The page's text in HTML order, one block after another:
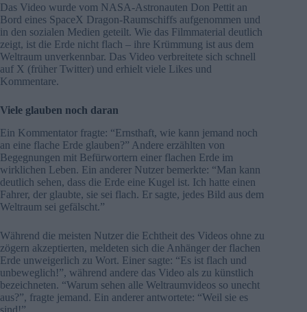
Das Video wurde vom NASA-Astronauten Don Pettit an
Bord eines SpaceX Dragon-Raumschiffs aufgenommen und
in den sozialen Medien geteilt. Wie das Filmmaterial deutlich
zeigt, ist die Erde nicht flach – ihre Krümmung ist aus dem
Weltraum unverkennbar. Das Video verbreitete sich schnell
auf X (früher Twitter) und erhielt viele Likes und
Kommentare.
Viele glauben noch daran
Ein Kommentator fragte: “Ernsthaft, wie kann jemand noch
an eine flache Erde glauben?” Andere erzählten von
Begegnungen mit Befürwortern einer flachen Erde im
wirklichen Leben. Ein anderer Nutzer bemerkte: “Man kann
deutlich sehen, dass die Erde eine Kugel ist. Ich hatte einen
Fahrer, der glaubte, sie sei flach. Er sagte, jedes Bild aus dem
Weltraum sei gefälscht.”
Während die meisten Nutzer die Echtheit des Videos ohne zu
zögern akzeptierten, meldeten sich die Anhänger der flachen
Erde unweigerlich zu Wort. Einer sagte: “Es ist flach und
unbeweglich!”, während andere das Video als zu künstlich
bezeichneten. “Warum sehen alle Weltraumvideos so unecht
aus?”, fragte jemand. Ein anderer antwortete: “Weil sie es
sind!”